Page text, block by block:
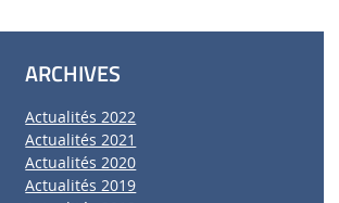
ARCHIVES
Actualités 2022
Actualités 2021
Actualités 2020
Actualités 2019